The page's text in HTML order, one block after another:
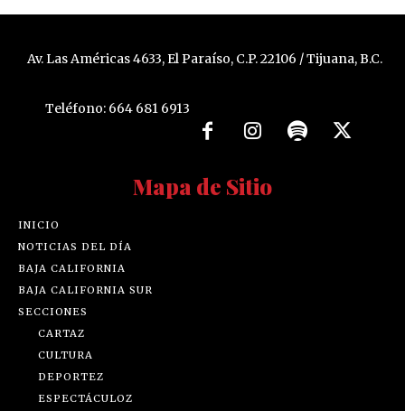
Av. Las Américas 4633, El Paraíso, C.P. 22106 / Tijuana, B.C.
Teléfono: 664 681 6913
Mapa de Sitio
INICIO
NOTICIAS DEL DÍA
BAJA CALIFORNIA
BAJA CALIFORNIA SUR
SECCIONES
CARTAZ
CULTURA
DEPORTEZ
ESPECTÁCULOZ